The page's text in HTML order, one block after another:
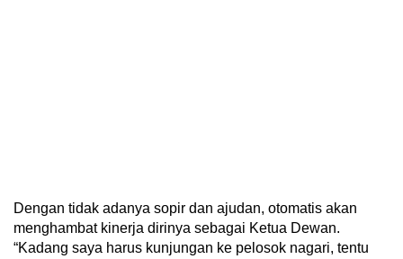
Dengan tidak adanya sopir dan ajudan, otomatis akan
menghambat kinerja dirinya sebagai Ketua Dewan.
“Kadang saya harus kunjungan ke pelosok nagari, tentu